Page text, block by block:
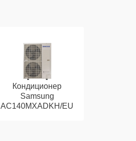
Кондиционер
Samsung
AC140MXADKH/EU